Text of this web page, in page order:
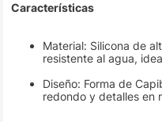
Características
Material: Silicona de
resistente al agua,
Diseño: Forma de
redondo y detalles en